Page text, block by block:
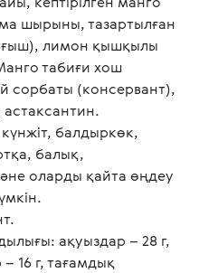
шырыны, тазартылған
лимон қышқылы
табиғи хош
сорбаты (консервант),
балық,
оларды қайта өңдеу
ақуыздар – 28 г,
16 г, тағамдық